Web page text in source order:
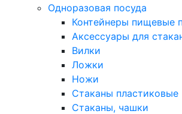
Одноразовая посуда
Контейнеры пищевые
Аксессуары для
Вилки
Ложки
Ножи
Стаканы пластиковые
Стаканы, чашки